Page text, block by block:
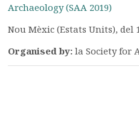
Archaeology (SAA 2019)
Nou Mèxic (Estats Units), del
Organised by:la Society for